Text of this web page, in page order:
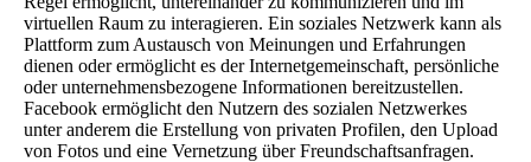
virtuellen Raum zu interagieren. Ein soziales Netzwerk kann als
Plattform zum Austausch von Meinungen und Erfahrungen
dienen oder ermöglicht es der Internetgemeinschaft, persönliche
oder unternehmensbezogene Informationen bereitzustellen.
Facebook ermöglicht den Nutzern des sozialen Netzwerkes
unter anderem die Erstellung von privaten Profilen, den Upload
von Fotos und eine Vernetzung über Freundschaftsanfragen.